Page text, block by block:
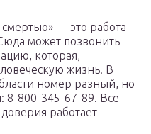
— это работа
может позвонить
которая,
жизнь. В
номер разный, но
8-800-345-67-89. Все
работает